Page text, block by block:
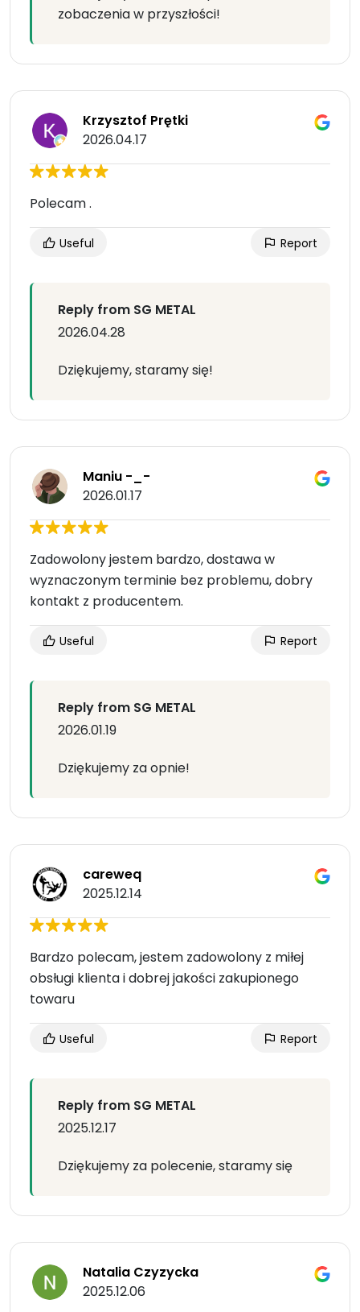
zobaczenia w przyszłości!
Krzysztof Prętki
2026.04.17
Polecam .
Useful Report
Reply from SG METAL
2026.04.28
Dziękujemy, staramy się!
Maniu -_-
2026.01.17
Zadowolony jestem bardzo, dostawa w
wyznaczonym terminie bez problemu, dobry
kontakt z producentem.
Useful Report
Reply from SG METAL
2026.01.19
Dziękujemy za opnie!
careweq
2025.12.14
Bardzo polecam, jestem zadowolony z miłej
obsługi klienta i dobrej jakości zakupionego
towaru
Useful Report
Reply from SG METAL
2025.12.17
Dziękujemy za polecenie, staramy się
Natalia Czyzycka
2025.12.06